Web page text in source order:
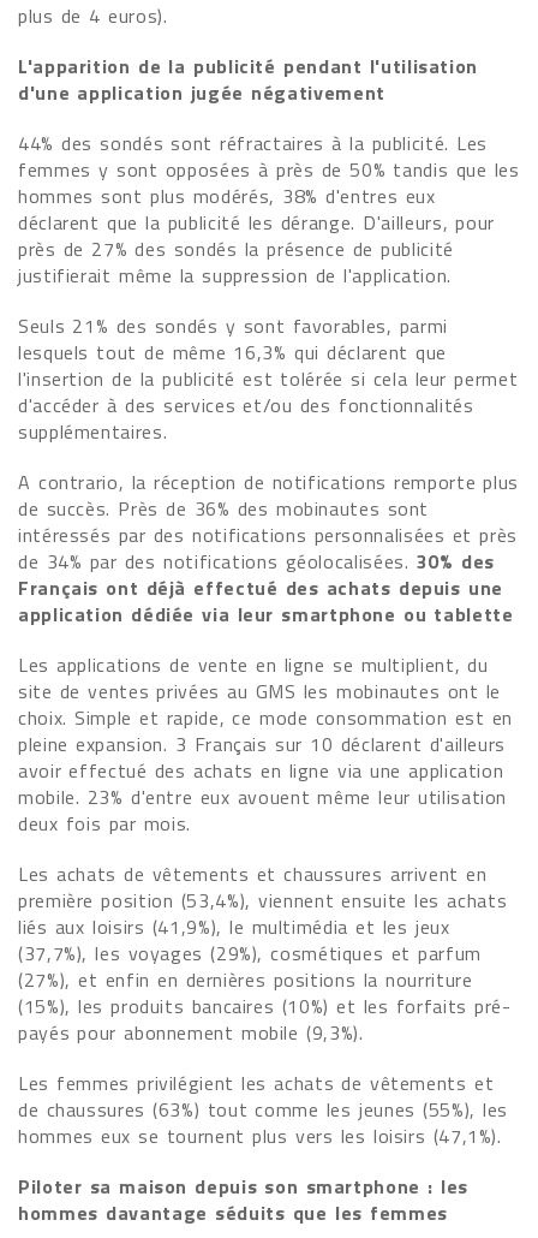
plus de 4 euros).
L'apparition de la publicité pendant l'utilisation
d'une application jugée négativement
44% des sondés sont réfractaires à la publicité. Les
femmes y sont opposées à près de 50% tandis que les
hommes sont plus modérés, 38% d'entres eux
déclarent que la publicité les dérange. D'ailleurs, pour
près de 27% des sondés la présence de publicité
justifierait même la suppression de l'application.
Seuls 21% des sondés y sont favorables, parmi
lesquels tout de même 16,3% qui déclarent que
l'insertion de la publicité est tolérée si cela leur permet
d'accéder à des services et/ou des fonctionnalités
supplémentaires.
A contrario, la réception de notifications remporte plus
de succès. Près de 36% des mobinautes sont
intéressés par des notifications personnalisées et près
de 34% par des notifications géolocalisées. 30% des
Français ont déjà effectué des achats depuis une
application dédiée via leur smartphone ou tablette
Les applications de vente en ligne se multiplient, du
site de ventes privées au GMS les mobinautes ont le
choix. Simple et rapide, ce mode consommation est en
pleine expansion. 3 Français sur 10 déclarent d'ailleurs
avoir effectué des achats en ligne via une application
mobile. 23% d'entre eux avouent même leur utilisation
deux fois par mois.
Les achats de vêtements et chaussures arrivent en
première position (53,4%), viennent ensuite les achats
liés aux loisirs (41,9%), le multimédia et les jeux
(37,7%), les voyages (29%), cosmétiques et parfum
(27%), et enfin en dernières positions la nourriture
(15%), les produits bancaires (10%) et les forfaits pré-
payés pour abonnement mobile (9,3%).
Les femmes privilégient les achats de vêtements et
de chaussures (63%) tout comme les jeunes (55%), les
hommes eux se tournent plus vers les loisirs (47,1%).
Piloter sa maison depuis son smartphone : les
hommes davantage séduits que les femmes